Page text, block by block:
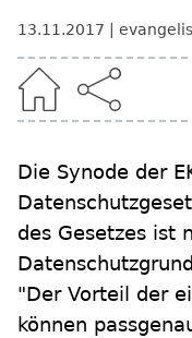
13.11.2017
Die Synode der
des Gesetzes ist
"Der Vorteil der
können